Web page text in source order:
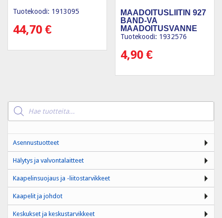
Tuotekoodi: 1913095
44,70 €
MAADOITUSLIITIN 927
BAND-VA
MAADOITUSVANNE
RST
Tuotekoodi: 1932576
4,90€
Products
search
Asennustuotteet
Hälytys ja valvontalaitteet
Kaapelinsuojaus ja -liitostarvikkeet
Kaapelit ja johdot
Keskukset ja keskustarvikkeet